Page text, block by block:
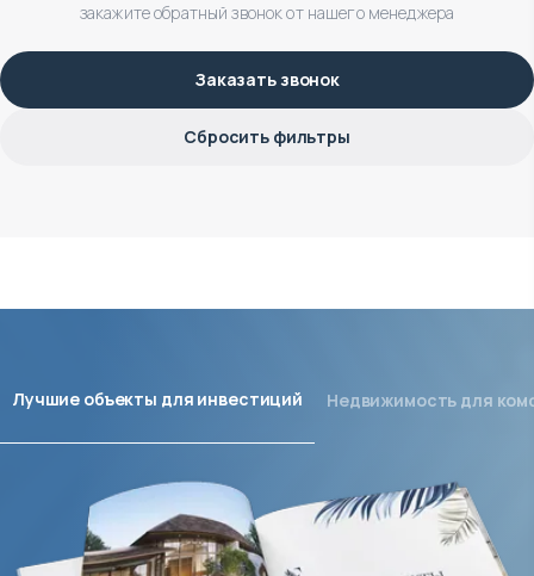
закажите обратный звонок от нашего менеджера
Заказать звонок
Сбросить фильтры
Лучшие объекты для инвестиций Недвижимость для